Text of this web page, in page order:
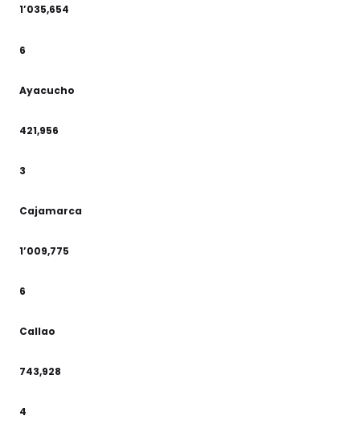
1’035,654
6
Ayacucho
421,956
3
Cajamarca
1’009,775
6
Callao
743,928
4